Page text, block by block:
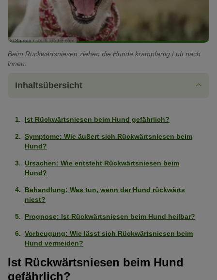
© Sharon / stock.adobe.com
Beim Rückwärtsniesen ziehen die Hunde krampfartig Luft nach
innen.
Inhaltsübersicht
Ist Rückwärtsniesen beim Hund gefährlich?
Symptome: Wie äußert sich Rückwärtsniesen beim
Hund?
Ursachen: Wie entsteht Rückwärtsniesen beim
Hund?
Behandlung: Was tun, wenn der Hund rückwärts
niest?
Prognose: Ist Rückwärtsniesen beim Hund heilbar?
Vorbeugung: Wie lässt sich Rückwärtsniesen beim
Hund vermeiden?
Ist Rückwärtsniesen beim Hund
gefährlich?